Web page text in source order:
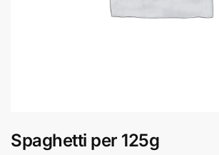
Spaghetti per 125g